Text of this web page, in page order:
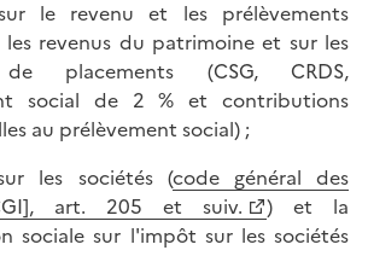
le revenu et les prélèvements
les revenus du patrimoine et sur les
placements (CSG, CRDS,
social de 2 % et contributions
au prélèvement social) ;
les sociétés (code général des
art. 205 et suiv.
) et la
sociale sur l'impôt sur les sociétés